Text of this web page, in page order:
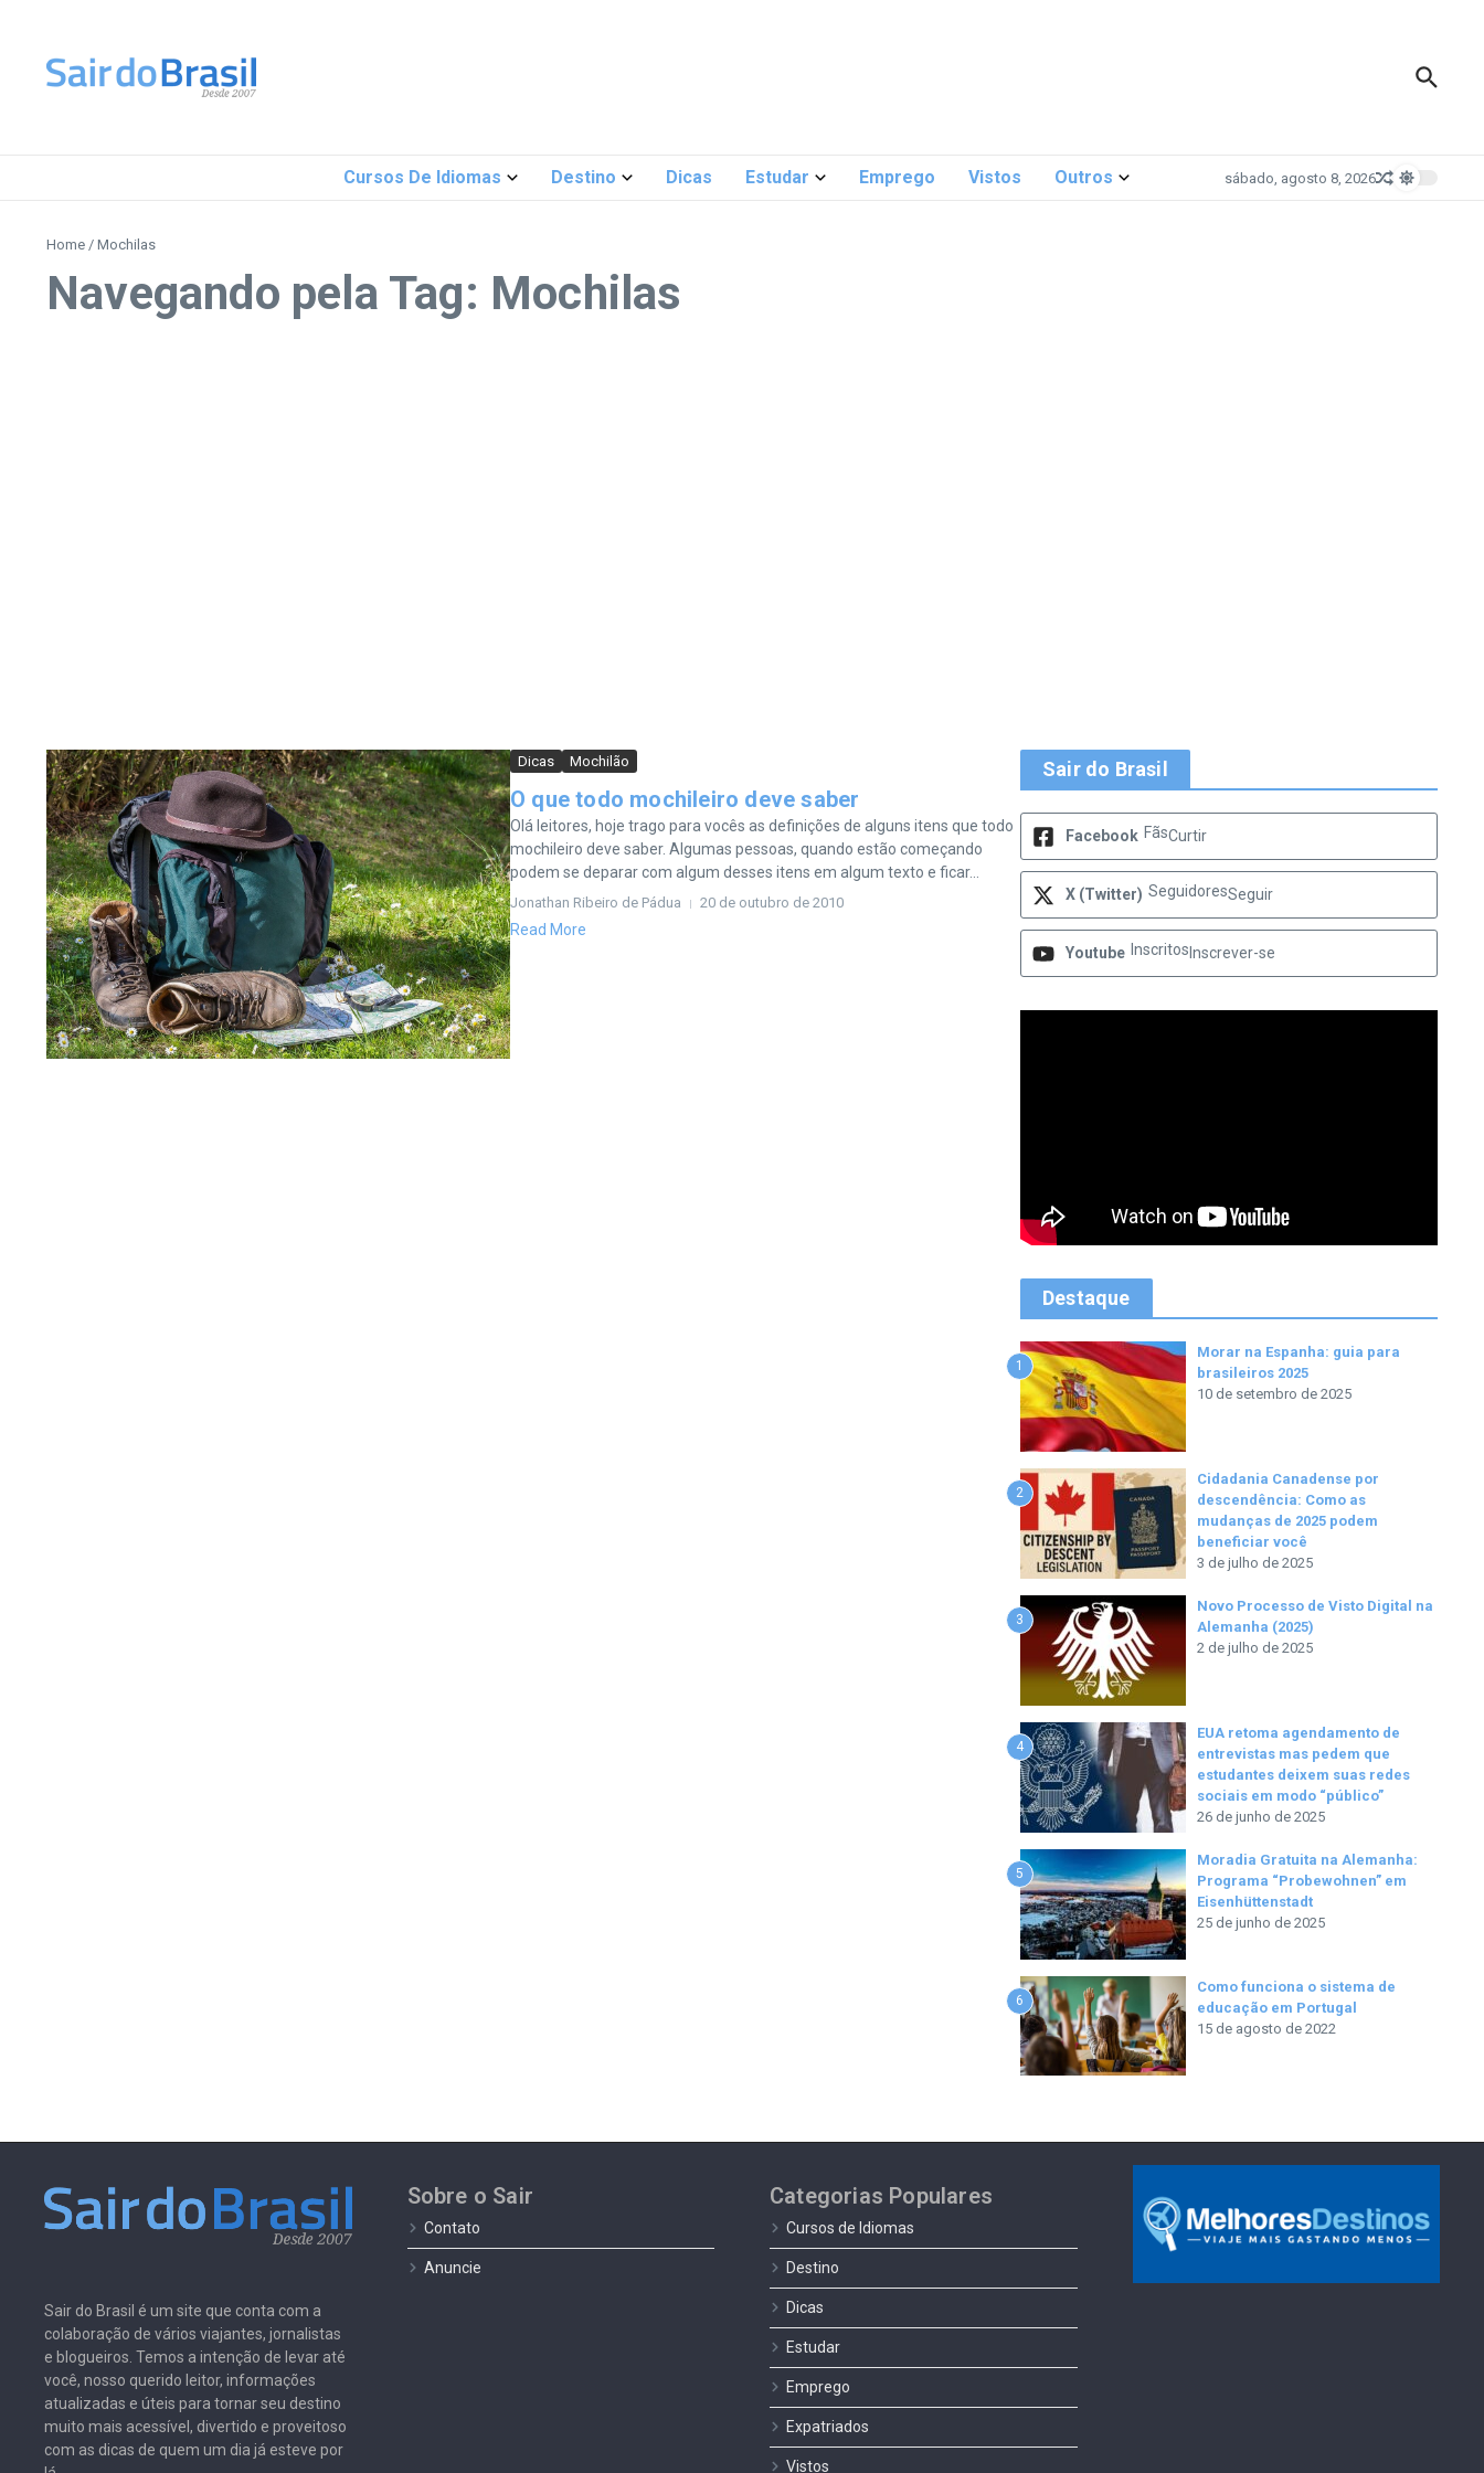
Cursos De Idiomas Destino Dicas Estudar Emprego Vistos Outros sábado, agosto 8, 2026
Home / Mochilas
Navegando pela Tag: Mochilas
Dicas Mochilão
O que todo mochileiro deve saber
Olá leitores, hoje trago para vocês as definições de alguns itens que todo
mochileiro deve saber. Algumas pessoas, quando estão começando
podem se deparar com algum desses itens em algum texto e ficar...
Jonathan Ribeiro de Pádua 20 de outubro de 2010
Read More
Sair do Brasil
Facebook FãsCurtir
X (Twitter) SeguidoresSeguir
Youtube Inscritos Inscrever-se
Destaque
1
Morar na Espanha: guia para
brasileiros 2025
10 de setembro de 2025
2
Cidadania Canadense por
descendência: Como as
mudanças de 2025 podem
beneficiar você
3 de julho de 2025
3
Novo Processo de Visto Digital na
Alemanha (2025)
2 de julho de 2025
4
EUA retoma agendamento de
entrevistas mas pedem que
estudantes deixem suas redes
sociais em modo “público”
26 de junho de 2025
5
Moradia Gratuita na Alemanha:
Programa “Probewohnen” em
Eisenhüttenstadt
25 de junho de 2025
6
Como funciona o sistema de
educação em Portugal
15 de agosto de 2022
Sair do Brasil é um site que conta com a
colaboração de vários viajantes, jornalistas
e blogueiros. Temos a intenção de levar até
você, nosso querido leitor, informações
atualizadas e úteis para tornar seu destino
muito mais acessível, divertido e proveitoso
com as dicas de quem um dia já esteve por
Sobre o Sair
Contato
Anuncie
Categorias Populares
Cursos de Idiomas
Destino
Dicas
Estudar
Emprego
Expatriados
Vistos